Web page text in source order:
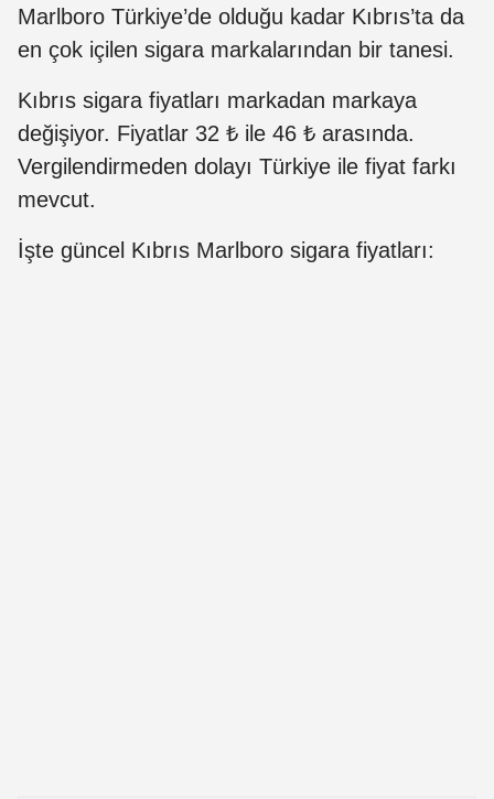
Marlboro Türkiye’de olduğu kadar Kıbrıs’ta da
en çok içilen sigara markalarından bir tanesi.
Kıbrıs sigara fiyatları markadan markaya
değişiyor. Fiyatlar 32 ₺ ile 46 ₺ arasında.
Vergilendirmeden dolayı Türkiye ile fiyat farkı
mevcut.
İşte güncel Kıbrıs Marlboro sigara fiyatları: